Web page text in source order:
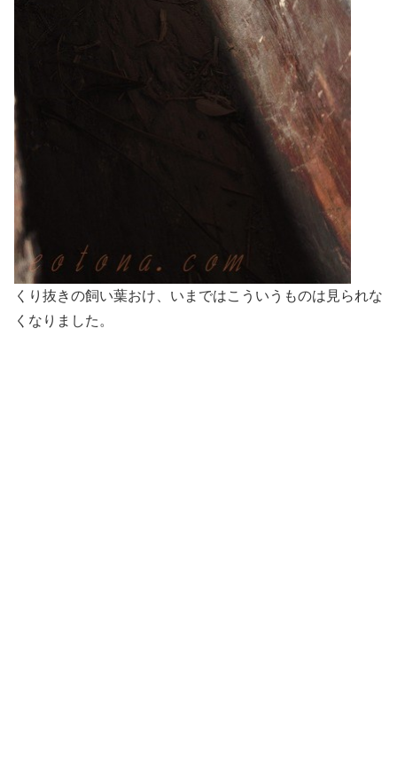
くり抜きの飼い葉おけ、いまではこういうものは見られな
くなりました。